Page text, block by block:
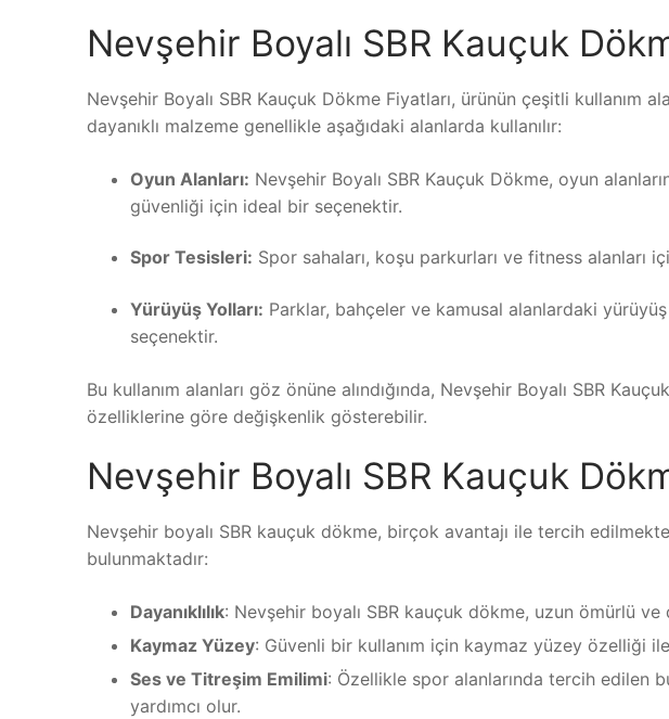
Nevşehir Boyalı SBR Kauçuk
Nevşehir Boyalı SBR Kauçuk Dökme Fiyatları, ürünün çeşitli kullanım
dayanıklı malzeme genellikle aşağıdaki alanlarda kullanılır:
Oyun Alanları: Nevşehir Boyalı SBR Kauçuk Dökme, oyun
güvenliği için ideal bir seçenektir.
Spor Tesisleri: Spor sahaları, koşu parkurları ve fitness alanları
Yürüyüş Yolları: Parklar, bahçeler ve kamusal alanlardaki
seçenektir.
Bu kullanım alanları göz önüne alındığında, Nevşehir Boyalı SBR
özelliklerine göre değişkenlik gösterebilir.
Nevşehir Boyalı SBR Kauçuk
Nevşehir boyalı SBR kauçuk dökme, birçok avantajı ile tercih
bulunmaktadır:
Dayanıklılık: Nevşehir boyalı SBR kauçuk dökme, uzun ömürlü ve
Kaymaz Yüzey: Güvenli bir kullanım için kaymaz yüzey özelliği
Ses ve Titreşim Emilimi: Özellikle spor alanlarında tercih edilen
yardımcı olur.